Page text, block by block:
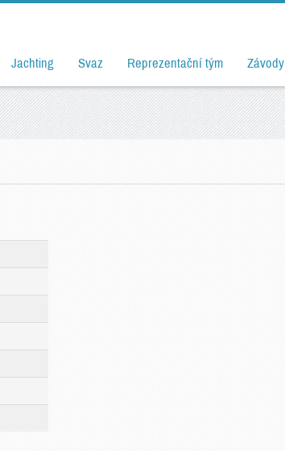
Jachting Svaz Reprezentační tým Závody